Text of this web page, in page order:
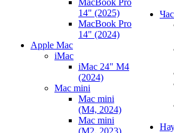
MacBook Pro
14" (2025)
MacBook Pro
14" (2024)
Apple Mac
iMac
iMac 24" M4
(2024)
Mac mini
Mac mini
(M4, 2024)
Mac mini
(M2, 2023)